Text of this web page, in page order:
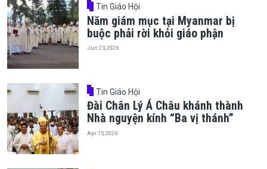
Tin Giáo Hội
Năm giám mục tại Myanmar bị
buộc phải rời khỏi giáo phận
Jun 23, 2026
Tin Giáo Hội
Đài Chân Lý Á Châu khánh thành
Nhà nguyện kính “Ba vị thánh”
Apr 15, 2026